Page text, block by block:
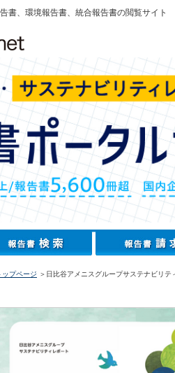
書、環境報告書、統合報告書の閲覧サイト
ップページ ＞日比谷アメニスグループサステナビリ